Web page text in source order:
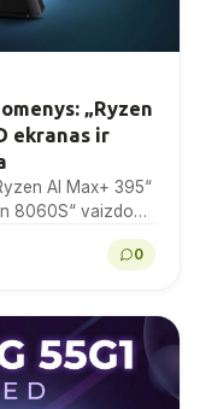
„Ryzen
ekranas ir
AI Max+ 395“
8060S“ vaizdo
0